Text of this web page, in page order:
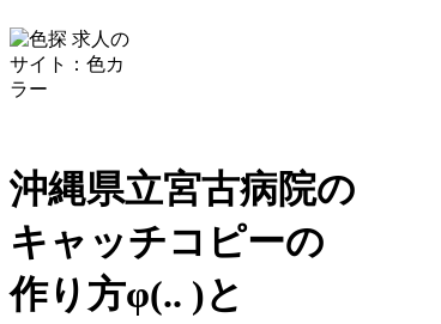
沖縄県立宮古病院の
キャッチコピーの
作り方φ(.. )と